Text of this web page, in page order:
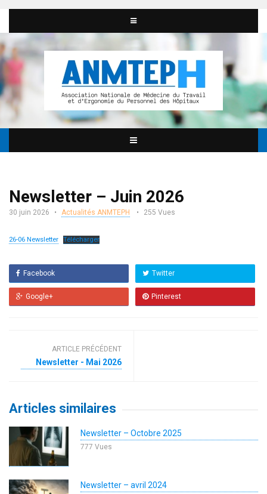
Newsletter – Juin 2026
30 juin 2026 Actualités ANMTEPH 255 Vues
26-06 Newsletter Télécharger
Facebook Twitter
Google+ Pinterest
ARTICLE PRÉCÉDENT
Newsletter - Mai 2026
Articles similaires
Newsletter – Octobre 2025
777 Vues
Newsletter – avril 2024